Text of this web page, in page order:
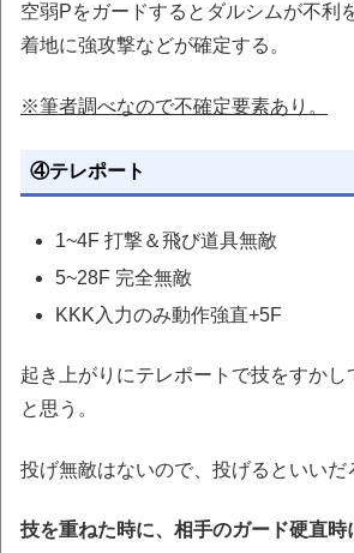
空弱Pをガードするとダルシムが不利
着地に強攻撃などが確定する。
※筆者調べなので不確定要素あり。
④テレポート
1~4F 打撃＆飛び道具無敵
5~28F 完全無敵
KKK入力のみ動作強直+5F
起き上がりにテレポートで技をすかし
と思う。
投げ無敵はないので、投げるといいだ
技を重ねた時に、相手のガード硬直時